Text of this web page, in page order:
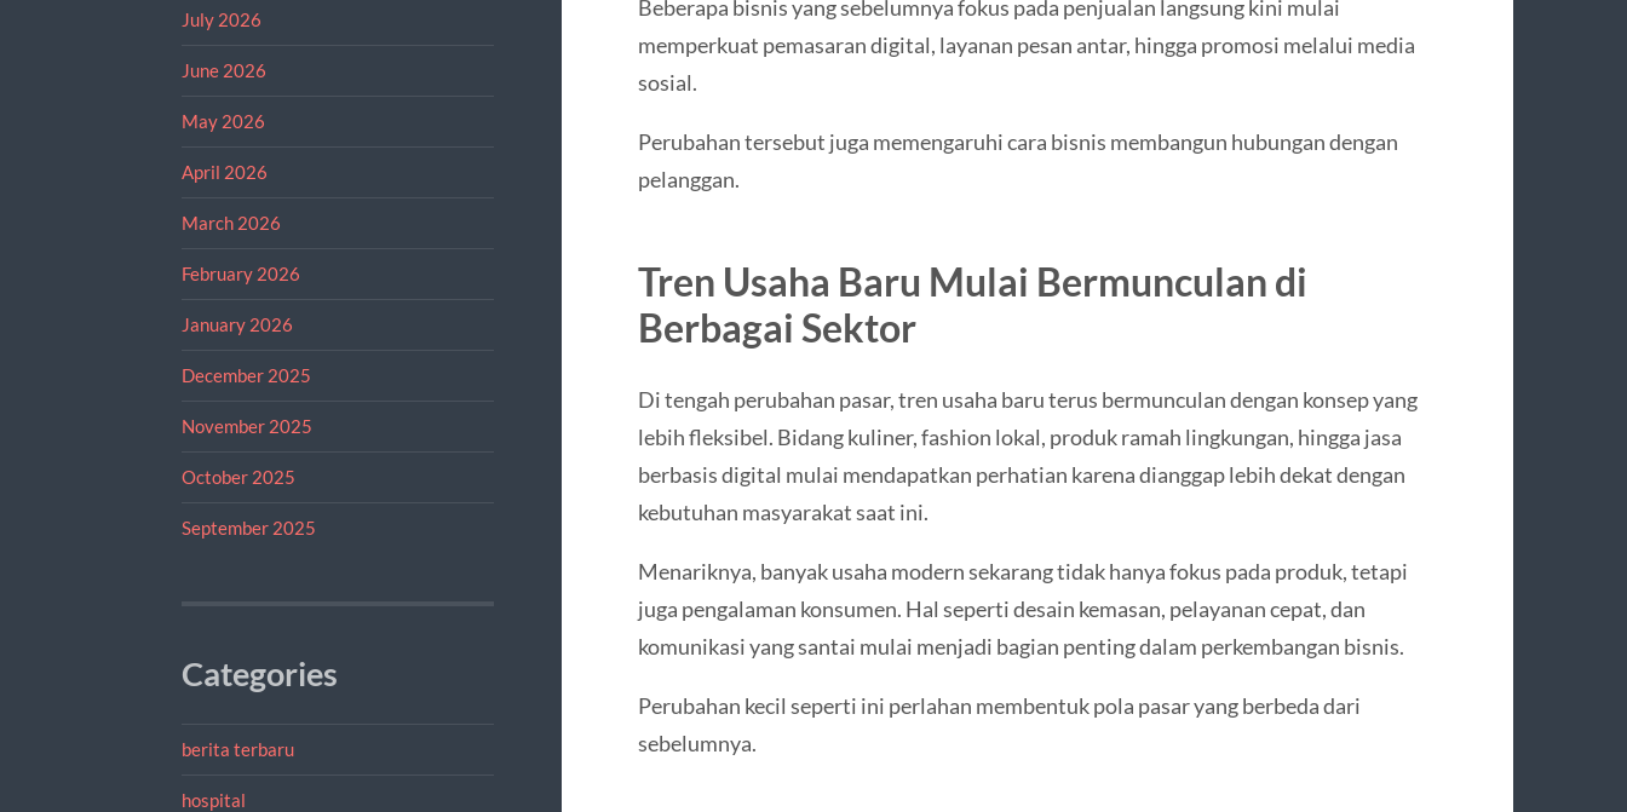
July 2026
June 2026
May 2026
April 2026
March 2026
February 2026
January 2026
December 2025
November 2025
October 2025
September 2025
Categories
berita terbaru
hospital
Beberapa bisnis yang sebelumnya fokus pada penjualan langsung kini mulai
memperkuat pemasaran digital, layanan pesan antar, hingga promosi melalui media
sosial.
Perubahan tersebut juga memengaruhi cara bisnis membangun hubungan dengan
pelanggan.
Tren Usaha Baru Mulai Bermunculan di
Berbagai Sektor
Di tengah perubahan pasar, tren usaha baru terus bermunculan dengan konsep yang
lebih fleksibel. Bidang kuliner, fashion lokal, produk ramah lingkungan, hingga jasa
berbasis digital mulai mendapatkan perhatian karena dianggap lebih dekat dengan
kebutuhan masyarakat saat ini.
Menariknya, banyak usaha modern sekarang tidak hanya fokus pada produk, tetapi
juga pengalaman konsumen. Hal seperti desain kemasan, pelayanan cepat, dan
komunikasi yang santai mulai menjadi bagian penting dalam perkembangan bisnis.
Perubahan kecil seperti ini perlahan membentuk pola pasar yang berbeda dari
sebelumnya.